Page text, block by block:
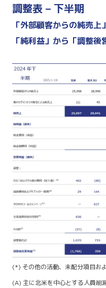
調整表 – 下半期
「外部顧客からの純売
「純利益」から「調整後
(*) その他の活動、未配分項目お
(A) 主に北米を中心とする人員削